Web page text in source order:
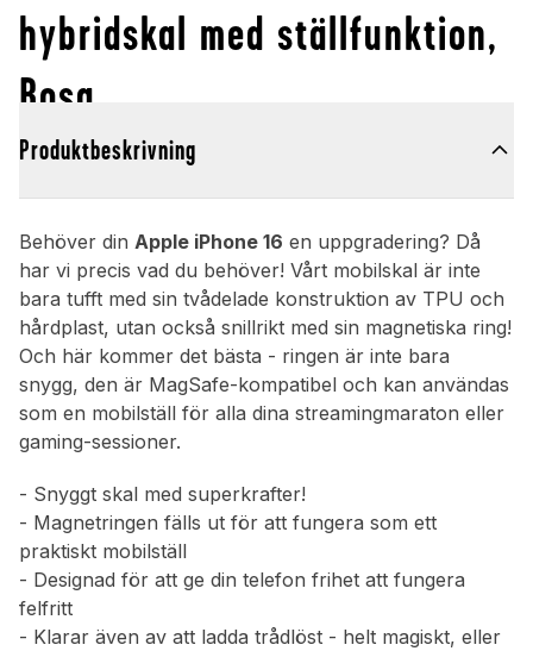
hybridskal med ställfunktion,
Rosa
Produktbeskrivning
Behöver din Apple iPhone 16 en uppgradering? Då
har vi precis vad du behöver! Vårt mobilskal är inte
bara tufft med sin tvådelade konstruktion av TPU och
hårdplast, utan också snillrikt med sin magnetiska ring!
Och här kommer det bästa - ringen är inte bara
snygg, den är MagSafe-kompatibel och kan användas
som en mobilställ för alla dina streamingmaraton eller
gaming-sessioner.
- Snyggt skal med superkrafter!
- Magnetringen fälls ut för att fungera som ett
praktiskt mobilställ
- Designad för att ge din telefon frihet att fungera
felfritt
- Klarar även av att ladda trådlöst - helt magiskt, eller